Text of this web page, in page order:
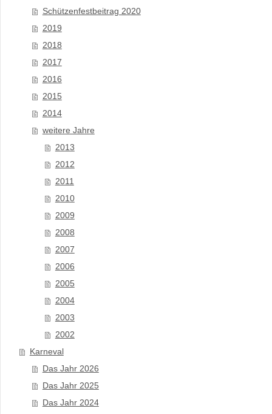
Schützenfestbeitrag 2020
2019
2018
2017
2016
2015
2014
weitere Jahre
2013
2012
2011
2010
2009
2008
2007
2006
2005
2004
2003
2002
Karneval
Das Jahr 2026
Das Jahr 2025
Das Jahr 2024